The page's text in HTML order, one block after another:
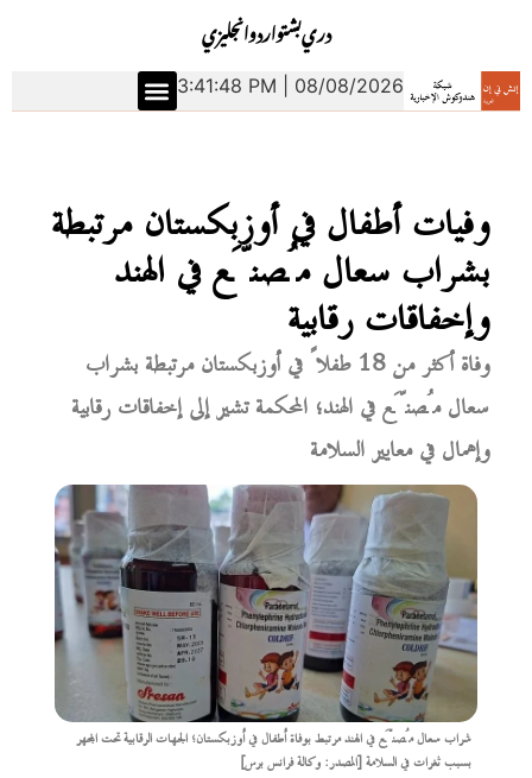
انجليزياردوبشتودري
3:41:49 PM | 08/08/2026
وفيات أطفال في أوزبكستان مرتبطة
بشراب سعال مُصنَّع في الهند
وإخفاقات رقابية
وفاة أكثر من 18 طفلاً في أوزبكستان مرتبطة بشراب
سعال مُصنَّع في الهند؛ المحكمة تشير إلى إخفاقات رقابية
وإهمال في معايير السلامة
شراب سعال مُصنَّع في الهند مرتبط بوفاة أطفال في أوزبكستان؛ الجهات الرقابية تحت المجهر
بسبب ثغرات في السلامة [المصدر: وكالة فرانس برس]